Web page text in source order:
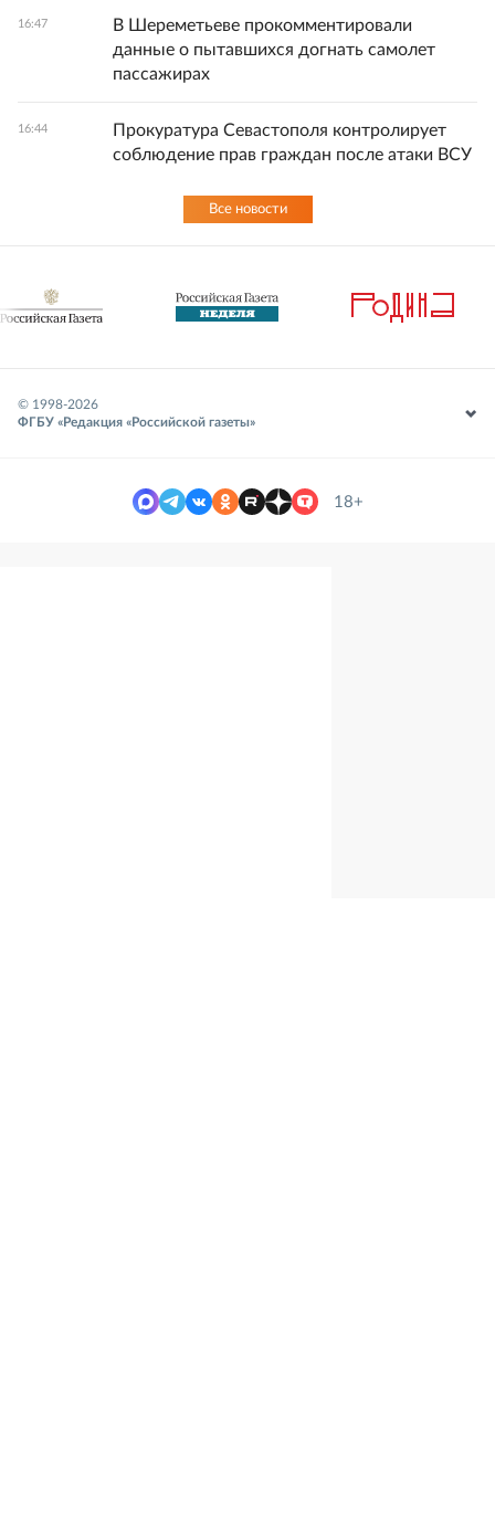
16:47
В Шереметьеве прокомментировали
данные о пытавшихся догнать самолет
пассажирах
16:44
Прокуратура Севастополя контролирует
соблюдение прав граждан после атаки ВСУ
Все новости
© 1998-2026
ФГБУ «Редакция «Российской газеты»
18+